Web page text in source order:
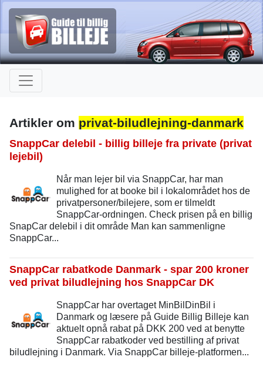
Artikler om privat-biludlejning-danmark
SnappCar delebil - billig billeje fra private (privat
lejebil)
Når man lejer bil via SnappCar, har man
mulighed for at booke bil i lokalområdet hos de
privatpersoner/bilejere, som er tilmeldt
SnappCar-ordningen. Check prisen på en billig
SnapCar delebil i dit område Man kan sammenligne
SnappCar...
SnappCar rabatkode Danmark - spar 200 kroner
ved privat biludlejning hos SnappCar DK
SnappCar har overtaget MinBilDinBil i
Danmark og læsere på Guide Billig Billeje kan
aktuelt opnå rabat på DKK 200 ved at benytte
SnappCar rabatkoder ved bestilling af privat
biludlejning i Danmark. Via SnappCar billeje-platformen...